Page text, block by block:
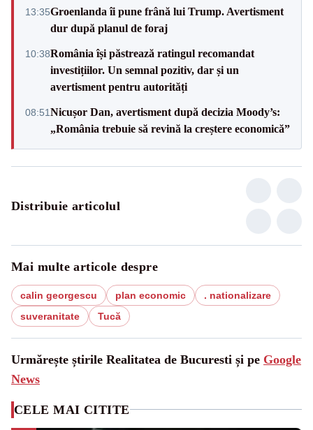
13:35Groenlanda îi pune frână lui Trump. Avertisment
dur după planul de foraj
10:38România își păstrează ratingul recomandat
investițiilor. Un semnal pozitiv, dar și un
avertisment pentru autorități
08:51Nicușor Dan, avertisment după decizia Moody’s:
„România trebuie să revină la creștere economică”
Distribuie articolul
Mai multe articole despre
calin georgescu plan economic
. nationalizare
suveranitate
Tucă
Urmărește știrile Realitatea de Bucuresti și pe Google
News
CELE MAI CITITE